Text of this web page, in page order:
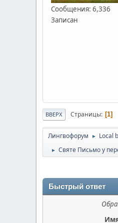
Сообщения: 6,336
Записан
ВВЕРХ Страницы 1
Лингвофорум ► Local
► Святе Письмо у
Быстрый ответ